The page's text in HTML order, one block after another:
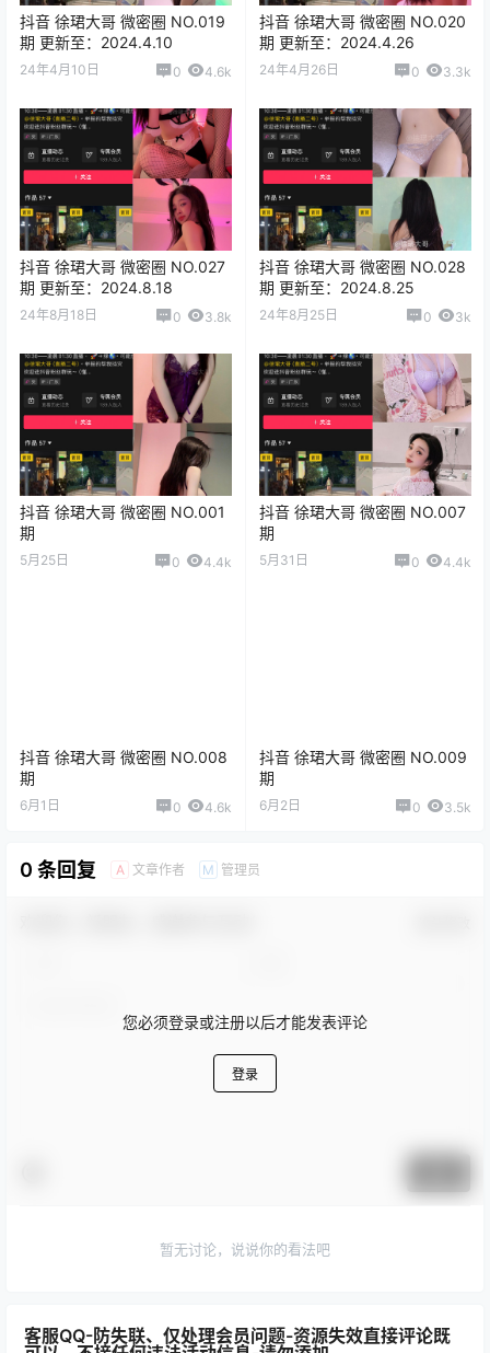
抖音 徐珺大哥 微密圈 NO.019
期 更新至：2024.4.10
24年4月10日 0 4.6k
抖音 徐珺大哥 微密圈 NO.020
期 更新至：2024.4.26
24年4月26日 0 3.3k
抖音 徐珺大哥 微密圈 NO.027
期 更新至：2024.8.18
24年8月18日 0 3.8k
抖音 徐珺大哥 微密圈 NO.028
期 更新至：2024.8.25
24年8月25日 0 3k
抖音 徐珺大哥 微密圈 NO.001
期
5月25日 0 4.4k
抖音 徐珺大哥 微密圈 NO.007
期
5月31日 0 4.4k
抖音 徐珺大哥 微密圈 NO.008
期
6月1日 0 4.6k
抖音 徐珺大哥 微密圈 NO.009
期
6月2日 0 3.5k
0 条回复 A 文章作者 M 管理员
您必须登录或注册以后才能发表评论
登录
暂无讨论，说说你的看法吧
客服QQ-防失联、仅处理会员问题-资源失效直接评论既